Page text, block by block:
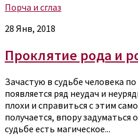
Порча и сглаз
28 Янв, 2018
Проклятие рода и
Зачастую в судьбе человека
появляется ряд неудач и
плохи и справиться с этим
получается, впору
судьбе есть магическое...